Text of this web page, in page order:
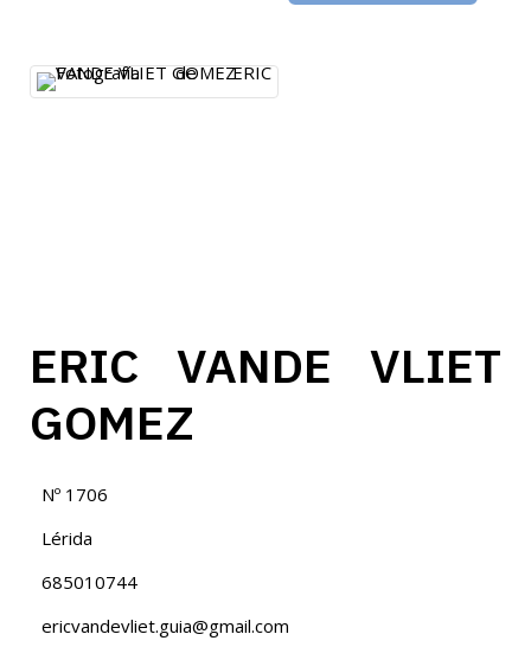
ERIC VANDE VLIET
GOMEZ
Nº 1706
Lérida
685010744
ericvandevliet.guia@gmail.com